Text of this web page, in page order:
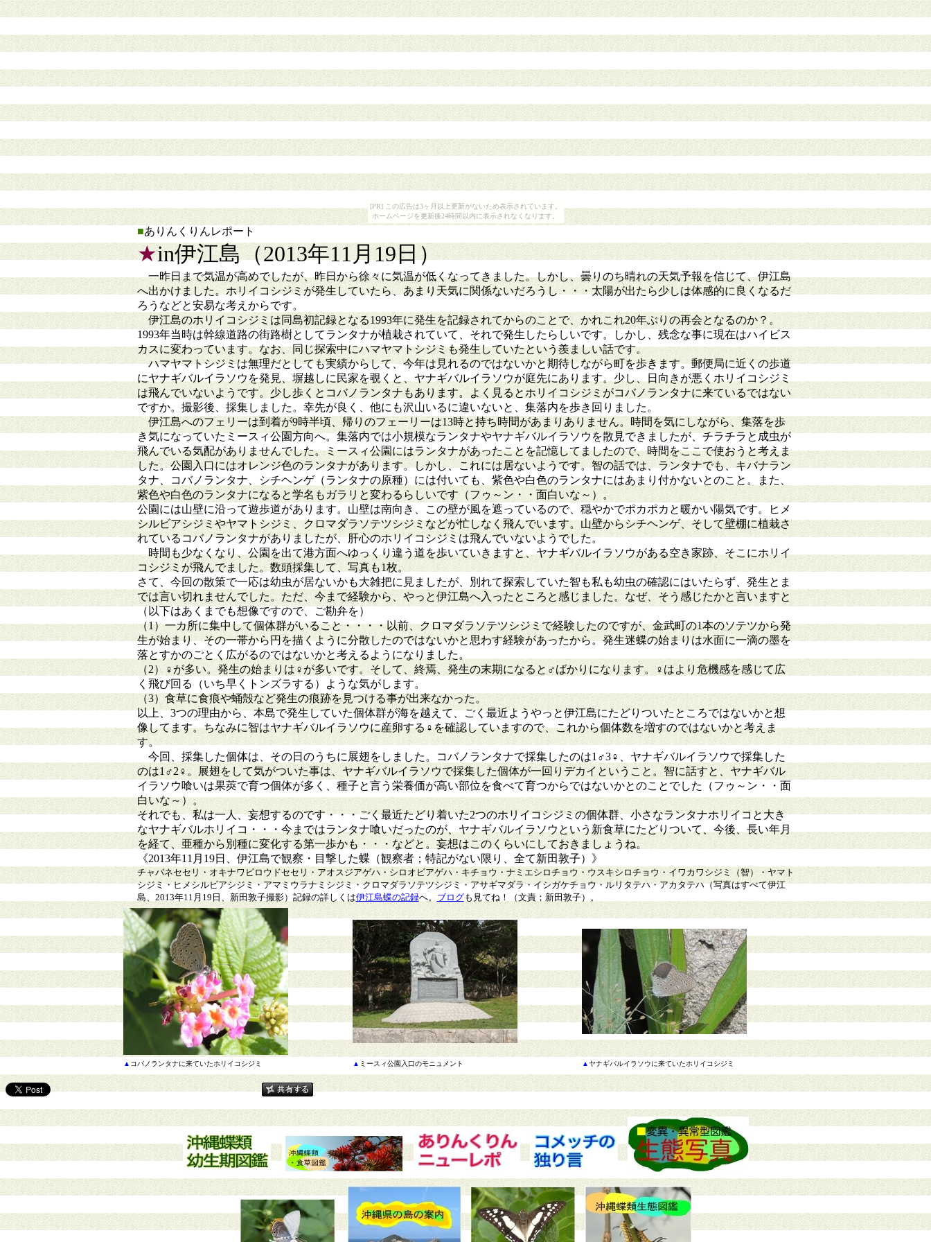
[PR] この広告は3ヶ月以上更新がないため表示されています。
ホームページを更新後24時間以内に表示されなくなります。
■ありんくりんレポート
★in伊江島（2013年11月19日）
一昨日まで気温が高めでしたが、昨日から徐々に気温が低くなってきました。しかし、曇りのち晴れの天気予報を信じて、伊江島
へ出かけました。ホリイコシジミが発生していたら、あまり天気に関係ないだろうし・・・太陽が出たら少しは体感的に良くなるだ
ろうなどと安易な考えからです。
伊江島のホリイコシジミは同島初記録となる1993年に発生を記録されてからのことで、かれこれ20年ぶりの再会となるのか？。
1993年当時は幹線道路の街路樹としてランタナが植栽されていて、それで発生したらしいです。しかし、残念な事に現在はハイビス
カスに変わっています。なお、同じ探索中にハマヤマトシジミも発生していたという羨ましい話です。
ハマヤマトシジミは無理だとしても実績からして、今年は見れるのではないかと期待しながら町を歩きます。郵便局に近くの歩道
にヤナギバルイラソウを発見、塀越しに民家を覗くと、ヤナギバルイラソウが庭先にあります。少し、日向きが悪くホリイコシジミ
は飛んでいないようです。少し歩くとコバノランタナもあります。よく見るとホリイコシジミがコバノランタナに来ているではない
ですか。撮影後、採集しました。幸先が良く、他にも沢山いるに違いないと、集落内を歩き回りました。
伊江島へのフェリーは到着が9時半頃、帰りのフェーリーは13時と持ち時間があまりありません。時間を気にしながら、集落を歩
き気になっていたミースィ公園方向へ。集落内では小規模なランタナやヤナギバルイラソウを散見できましたが、チラチラと成虫が
飛んでいる気配がありませんでした。ミースィ公園にはランタナがあったことを記憶してましたので、時間をここで使おうと考えま
した。公園入口にはオレンジ色のランタナがあります。しかし、これには居ないようです。智の話では、ランタナでも、キバナラン
タナ、コバノランタナ、シチヘンゲ（ランタナの原種）には付いても、紫色や白色のランタナにはあまり付かないとのこと。また、
紫色や白色のランタナになると学名もガラリと変わるらしいです（フゥ～ン・・面白いな～）。
公園には山壁に沿って遊歩道があります。山壁は南向き、この壁が風を遮っているので、穏やかでポカポカと暖かい陽気です。ヒメ
シルビアシジミやヤマトシジミ、クロマダラソテツシジミなどが忙しなく飛んでいます。山壁からシチヘンゲ、そして壁棚に植栽さ
れているコバノランタナがありましたが、肝心のホリイコシジミは飛んでいないようでした。
時間も少なくなり、公園を出て港方面へゆっくり違う道を歩いていきますと、ヤナギバルイラソウがある空き家跡、そこにホリイ
コシジミが飛んでました。数頭採集して、写真も1枚。
さて、今回の散策で一応は幼虫が居ないかも大雑把に見ましたが、別れて探索していた智も私も幼虫の確認にはいたらず、発生とま
では言い切れませんでした。ただ、今まで経験から、やっと伊江島へ入ったところと感じました。なぜ、そう感じたかと言いますと
（以下はあくまでも想像ですので、ご勘弁を）
（1）一カ所に集中して個体群がいること・・・・以前、クロマダラソテツシジミで経験したのですが、金武町の1本のソテツから発
生が始まり、その一帯から円を描くように分散したのではないかと思わす経験があったから。発生迷蝶の始まりは水面に一滴の墨を
落とすかのごとく広がるのではないかと考えるようになりました。
（2）♀が多い。発生の始まりは♀が多いです。そして、終焉、発生の末期になると♂ばかりになります。♀はより危機感を感じて広
く飛び回る（いち早くトンズラする）ような気がします。
（3）食草に食痕や蛹殻など発生の痕跡を見つける事が出来なかった。
以上、3つの理由から、本島で発生していた個体群が海を越えて、ごく最近ようやっと伊江島にたどりついたところではないかと想
像してます。ちなみに智はヤナギバルイラソウに産卵する♀を確認していますので、これから個体数を増すのではないかと考えま
す。
今回、採集した個体は、その日のうちに展翅をしました。コバノランタナで採集したのは1♂3♀、ヤナギバルイラソウで採集した
のは1♂2♀。展翅をして気がついた事は、ヤナギバルイラソウで採集した個体が一回りデカイということ。智に話すと、ヤナギバル
イラソウ喰いは果莢で育つ個体が多く、種子と言う栄養価が高い部位を食べて育つからではないかとのことでした（フゥ～ン・・面
白いな～）。
それでも、私は一人、妄想するのです・・・ごく最近たどり着いた2つのホリイコシジミの個体群、小さなランタナホリイコと大き
なヤナギバルホリイコ・・・今まではランタナ喰いだったのが、ヤナギバルイラソウという新食草にたどりついて、今後、長い年月
を経て、亜種から別種に変化する第一歩かも・・・などと。妄想はこのくらいにしておきましょうね。
《2013年11月19日、伊江島で観察・目撃した蝶（観察者；特記がない限り、全て新田敦子）》
チャバネセセリ・オキナワビロウドセセリ・アオスジアゲハ・シロオビアゲハ・キチョウ・ナミエシロチョウ・ウスキシロチョウ・イワカワシジミ（智）・ヤマト
シジミ・ヒメシルビアシジミ・アマミウラナミシジミ・クロマダラソテツシジミ・アサギマダラ・イシガケチョウ・ルリタテハ・アカタテハ（写真はすべて伊江
島、2013年11月19日、新田敦子撮影）記録の詳しくは伊江島蝶の記録へ。 ブログも見てね！（文責；新田敦子）。
▲ コバノランタナに来ていたホリイコシジミ ▲ ミースィ公園入口のモニュメント ▲ヤナギバルイラソウに来ていたホリイコシジミ